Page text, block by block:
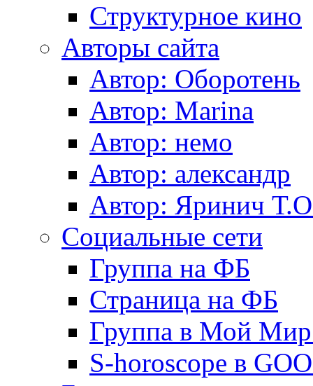
Структурное кино
Авторы сайта
Автор: Оборотень
Автор: Marina
Автор: немo
Автор: александр
Автор: Яринич
Социальные сети
Группа на ФБ
Страница на ФБ
Группа в Мой
S-horoscope в